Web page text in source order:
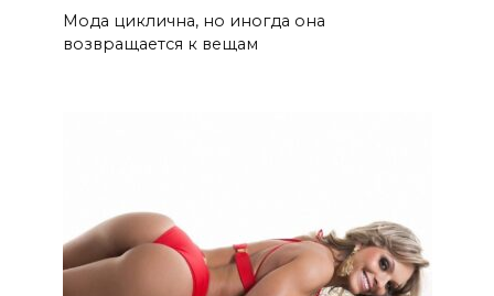
Мода циклична, но иногда она
возвращается к вещам